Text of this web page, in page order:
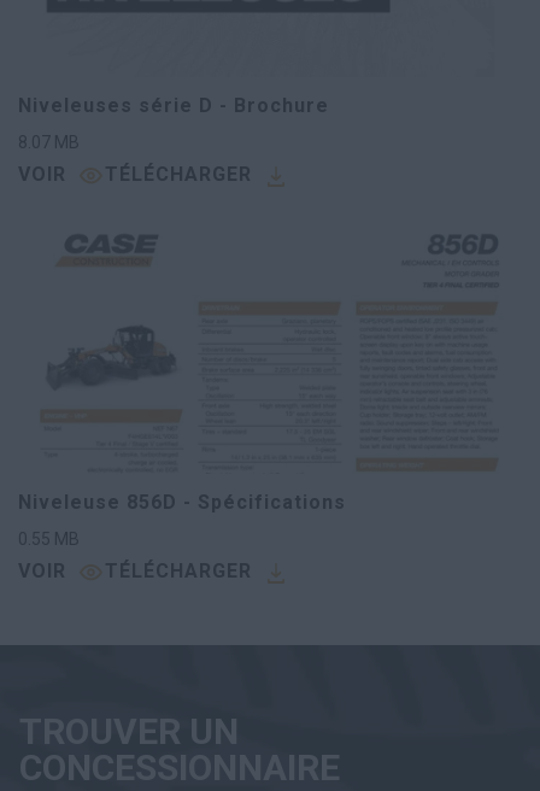
Niveleuses série D - Brochure
8.07 MB
VOIR TÉLÉCHARGER
Niveleuse 856D - Spécifications
0.55 MB
VOIR TÉLÉCHARGER
TROUVER UN
CONCESSIONNAIRE